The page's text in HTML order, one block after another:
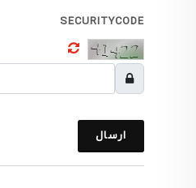
SECURITYCODE
ارسال